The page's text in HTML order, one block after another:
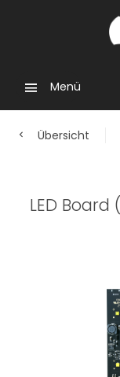
Menü
Übersicht
LED Board